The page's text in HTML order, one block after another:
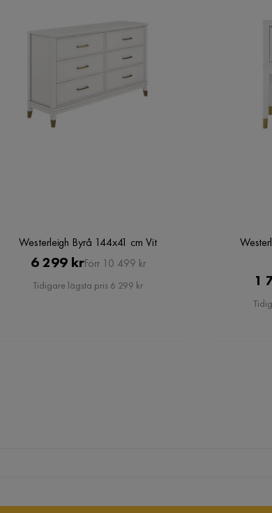
Westerleigh Byrå 144x41 cm Vit
Pris
6 299 krOriginal
Pris
Förr 10 499 kr
Tidigare lägsta pris 6 299 kr 1